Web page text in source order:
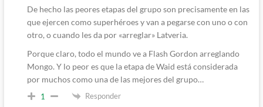
De hecho las peores etapas del grupo son precisamente en las
que ejercen como superhéroes y van a pegarse con uno o con
otro, o cuando les da por «arreglar» Latveria.
Porque claro, todo el mundo ve a Flash Gordon arreglando
Mongo. Y lo peor es que la etapa de Waid está considerada
por muchos como una de las mejores del grupo…
1 Responder